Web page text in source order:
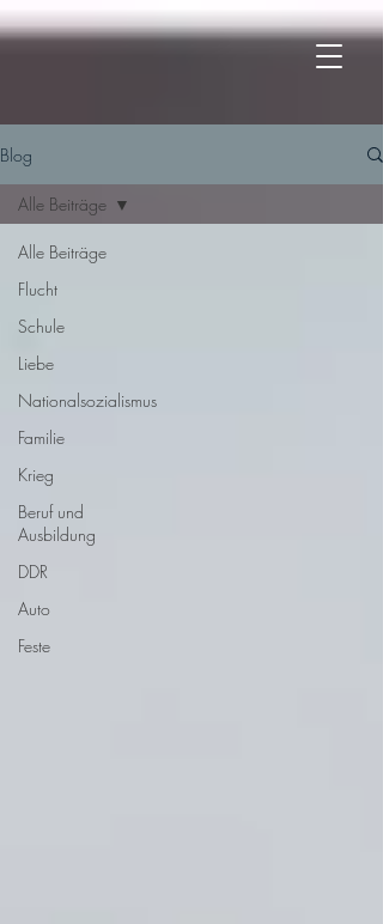
Blog
Alle Beiträge
Flucht
Schule
Liebe
Nationalsozialismus
Familie
Krieg
Beruf und
Ausbildung
DDR
Auto
Feste
Alle Beiträge